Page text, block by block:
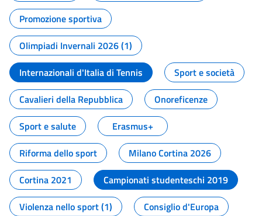
Promozione sportiva
Olimpiadi Invernali 2026 (1)
Internazionali d'Italia di Tennis
Sport e società
Cavalieri della Repubblica
Onoreficenze
Sport e salute
Erasmus+
Riforma dello sport
Milano Cortina 2026
Cortina 2021
Campionati studenteschi 2019
Violenza nello sport (1)
Consiglio d'Europa